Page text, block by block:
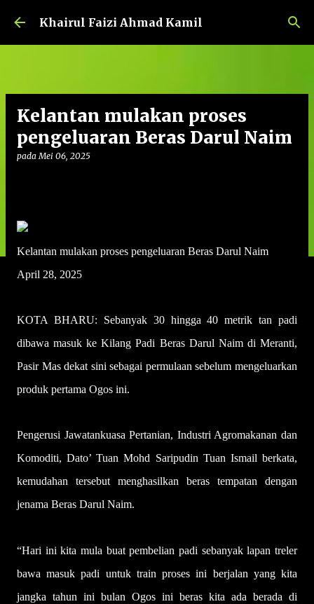
Langkau ke kandungan utama
Khairul Faizi Ahmad Kamil
Kelantan mulakan proses
pengeluaran Beras Darul Naim
padaMei 06, 2025
Kelantan mulakan proses pengeluaran Beras Darul Naim
April 28, 2025
KOTA BHARU: Sebanyak 30 hingga 40 metrik tan padi
dibawa masuk ke Kilang Padi Beras Darul Naim di Meranti,
Pasir Mas dekat sini sebagai permulaan sebelum mengeluarkan
produk pertama Ogos ini.
Pengerusi Jawatankuasa Pertanian, Industri Agromakanan dan
Komoditi, Dato’ Tuan Mohd Saripudin Tuan Ismail berkata,
kemudahan tersebut menghasilkan beras tempatan dengan
jenama Beras Darul Naim.
“Hari ini kita mula buat pembelian padi sebanyak lapan treler
bawa masuk padi untuk train proses ini berjalan yang kita
jangka tahun ini bulan Ogos ini beras kita ada berada di